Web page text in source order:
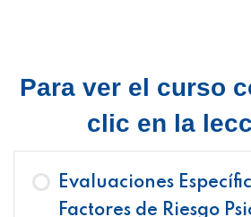
Para ver el curso
clic en la
Evaluaciones
Factores de Riesgo